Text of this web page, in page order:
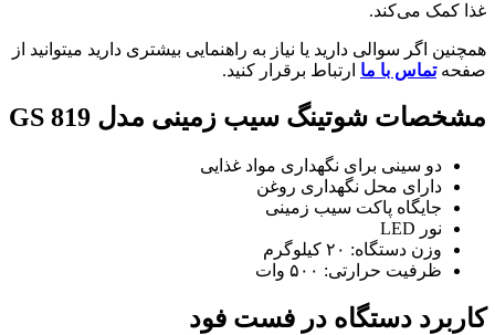
غذا کمک می‌کند.
همچنین اگر سوالی دارید یا نیاز به راهنمایی بیشتری دارید میتوانید از
صفحهتماس با ما ارتباط برقرار کنید.
مشخصات شوتینگ سیب زمینی مدل GS 819
دو سینی برای نگهداری مواد غذایی
دارای محل نگهداری روغن
جایگاه پاکت سیب زمینی
نور LED
وزن دستگاه: ۲۰ کیلوگرم
ظرفیت حرارتی: ۵۰۰ وات
کاربرد دستگاه در فست فود